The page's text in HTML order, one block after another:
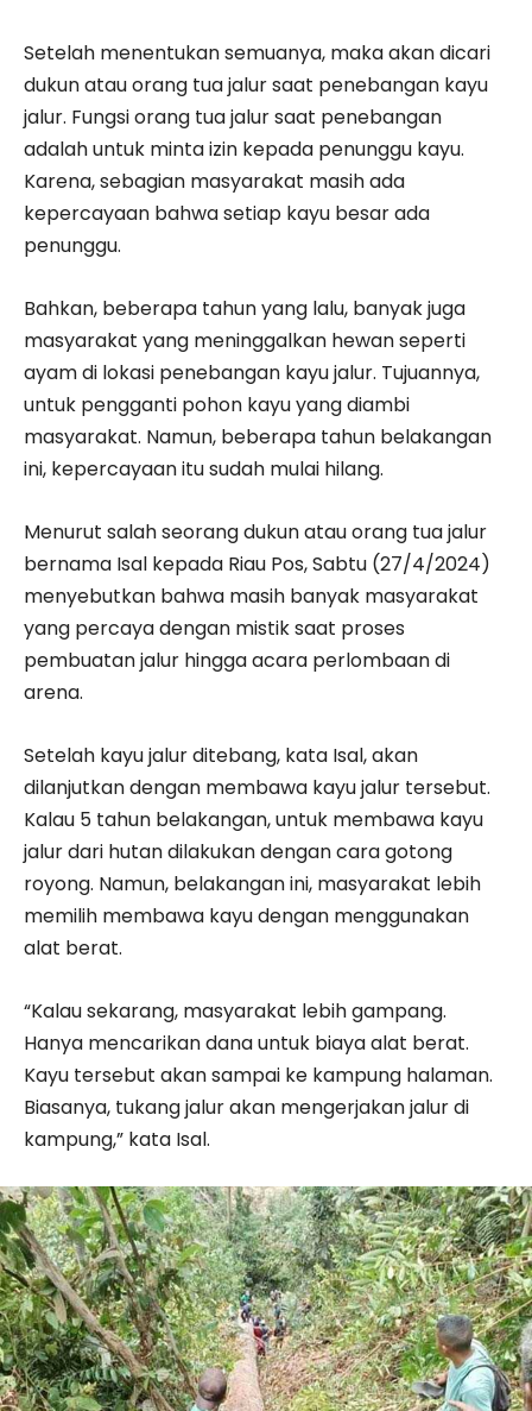
Setelah menentukan semuanya, maka akan dicari
dukun atau orang tua jalur saat penebangan kayu
jalur. Fungsi orang tua jalur saat penebangan
adalah untuk minta izin kepada penunggu kayu.
Karena, sebagian masyarakat masih ada
kepercayaan bahwa setiap kayu besar ada
penunggu.
Bahkan, beberapa tahun yang lalu, banyak juga
masyarakat yang meninggalkan hewan seperti
ayam di lokasi penebangan kayu jalur. Tujuannya,
untuk pengganti pohon kayu yang diambi
masyarakat. Namun, beberapa tahun belakangan
ini, kepercayaan itu sudah mulai hilang.
Menurut salah seorang dukun atau orang tua jalur
bernama Isal kepada Riau Pos, Sabtu (27/4/2024)
menyebutkan bahwa masih ba­nyak masyarakat
yang percaya dengan mistik saat proses
pembuatan jalur hingga acara perlombaan di
arena.
Setelah kayu jalur ditebang, kata Isal, akan
dilanjutkan dengan membawa kayu jalur tersebut.
Kalau 5 tahun belakangan, untuk membawa kayu
jalur dari hutan dilakukan dengan cara gotong
royong. Namun, belaka­ngan ini, masyarakat lebih
memilih membawa kayu dengan menggunakan
alat berat.
“Kalau sekarang, masyarakat lebih gampang.
Hanya mencarikan dana untuk biaya alat berat.
Kayu tersebut akan sampai ke kampung halaman.
Biasanya, tukang jalur akan mengerjakan jalur di
kampung,” kata Isal.